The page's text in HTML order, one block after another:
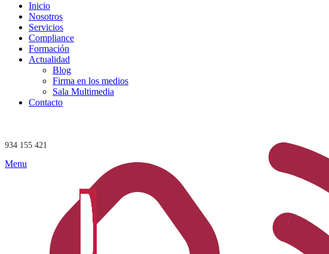
Inicio
Nosotros
Servicios
Compliance
Formación
Actualidad
Blog
Firma en los medios
Sala Multimedia
Contacto
934 155 421
Menu